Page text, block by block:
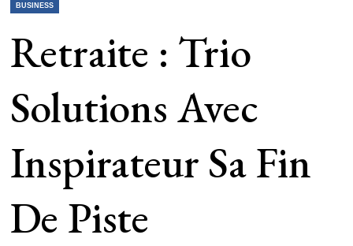
BUSINESS
Retraite : Trio
Solutions Avec
Inspirateur Sa Fin
De Piste